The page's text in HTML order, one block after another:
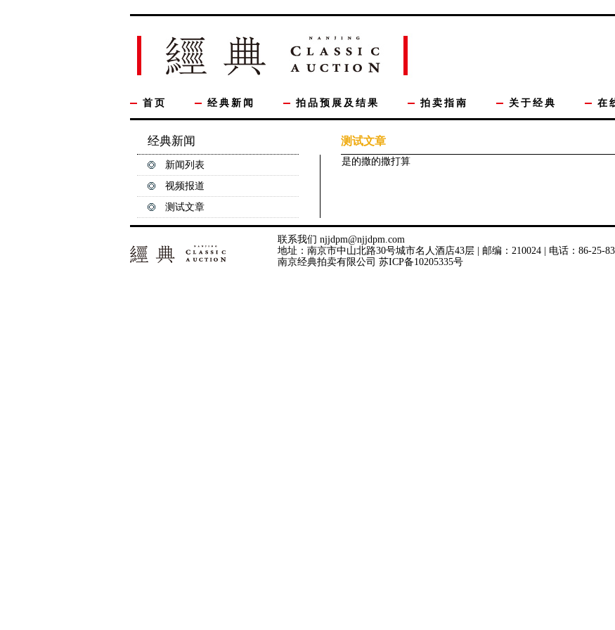
首页 经典新闻 拍品预展及结果 拍卖指南 关于经典 在
经典新闻 测试文章
新闻列表
视频报道
测试文章
是的撒的撒打算
联系我们 njjdpm@njjdpm.com
地址：南京市中山北路30号城市名人酒店43层 | 邮编：210024 | 电话：86-25-
南京经典拍卖有限公司 苏ICP备10205335号